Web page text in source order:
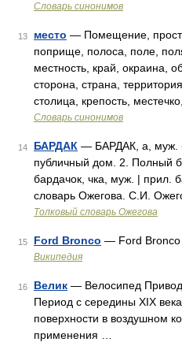
Словарь синонимов
13 место — Помещение,
поприще, полоса, поле,
местность, край, окраина,
сторона, страна,
столица, крепость,
Словарь синонимов
14 БАРДАК — БАРДАК, а, муж.
публичный дом. 2. Полный
бардачок, чка, муж. | прил.
словарь Ожегова. С.И.
Толковый словарь Ожегова
15 Ford Bronco — Ford Bronco
Википедия
16 Велик — Велосипед Привод
Период с середины XIX
поверхности в воздушном
применения …